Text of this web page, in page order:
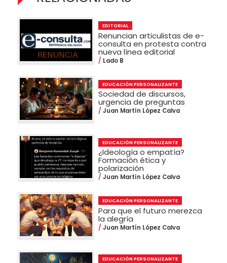
EDITORIAL
Renuncian articulistas de e-
consulta en protesta contra
nueva línea editorial
Lado B
EDUCACIÓN PERSONALIZANTE
Sociedad de discursos,
urgencia de preguntas
Juan Martín López Calva
EDUCACIÓN PERSONALIZANTE
¿Ideología o empatía?
Formación ética y
polarización
Juan Martín López Calva
EDUCACIÓN PERSONALIZANTE
Para que el futuro merezca
la alegría
Juan Martín López Calva
EDUCACIÓN PERSONALIZANTE